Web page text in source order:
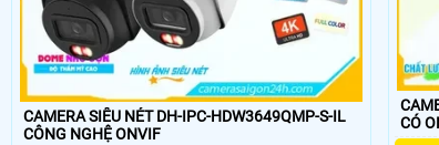
CAMERA SIÊU NÉT DH-IPC-HDW3649QMP-S-IL
CÔNG NGHỆ ONVIF
CÓ